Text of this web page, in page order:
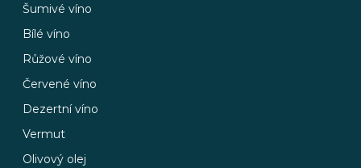
Šumivé víno
Bílé víno
Růžové víno
Červené víno
Dezertní víno
Vermut
Olivový olej